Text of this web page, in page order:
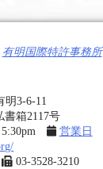
有明国際特許事務所
明3-6-11
箱2117号
5:30pm
営業日
03-3528-3210